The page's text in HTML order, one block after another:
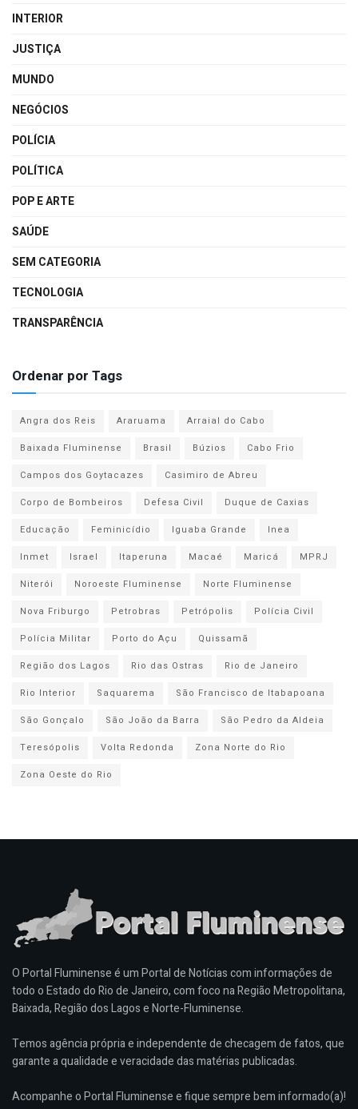
INTERIOR
JUSTIÇA
MUNDO
NEGÓCIOS
POLÍCIA
POLÍTICA
POP E ARTE
SAÚDE
SEM CATEGORIA
TECNOLOGIA
TRANSPARÊNCIA
Ordenar por Tags
Angra dos Reis Araruama
Arraial do Cabo
Baixada Fluminense
Brasil Búzios
Cabo Frio
Campos dos Goytacazes
Casimiro de Abreu
Corpo de Bombeiros
Defesa Civil
Duque de Caxias
Educação
Feminicídio Iguaba Grande
Inea
Inmet
Israel Itaperuna Macaé Maricá
MPRJ
Niterói
Noroeste Fluminense
Norte Fluminense
Nova Friburgo
Petrobras Petrópolis
Polícia Civil
Polícia Militar
Porto do Açu
Quissamã
Região dos Lagos
Rio das Ostras
Rio de Janeiro
Rio Interior
Saquarema
São Francisco de Itabapoana
São Gonçalo
São João da Barra
São Pedro da Aldeia
Teresópolis
Volta Redonda
Zona Norte do Rio
Zona Oeste do Rio
O Portal Fluminense é um Portal de Notícias com informações de
todo o Estado do Rio de Janeiro, com foco na Região Metropolitana,
Baixada, Região dos Lagos e Norte-Fluminense.
Temos agência própria e independente de checagem de fatos, que
garante a qualidade e veracidade das matérias publicadas.
Acompanhe o Portal Fluminense e fique sempre bem informado(a)!